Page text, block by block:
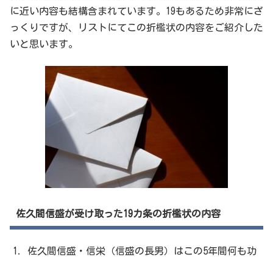
に近い内容も結構含まれています。19もあるため非常にざ
っくりですが、リストにてこの折檻状の内容をご紹介した
いと思います。
佐久間信盛が受け取った19カ条の折檻状の内容
佐久間信盛・信栄（信盛の長男）はこの5年間何も功